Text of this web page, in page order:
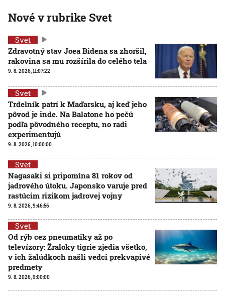
Nové v rubrike Svet
Svet
Zdravotný stav Joea Bidena sa zhoršil,
rakovina sa mu rozšírila do celého tela
9. 8. 2026, 11:07:22
Svet
Trdelník patrí k Maďarsku, aj keď jeho
pôvod je inde. Na Balatone ho pečú
podľa pôvodného receptu, no radi
experimentujú
9. 8. 2026, 10:00:00
Svet
Nagasaki si pripomína 81 rokov od
jadrového útoku. Japonsko varuje pred
rastúcim rizikom jadrovej vojny
9. 8. 2026, 9:46:56
Svet
Od rýb cez pneumatiky až po
televízory: Žraloky tigrie zjedia všetko,
v ich žalúdkoch našli vedci prekvapivé
predmety
9. 8. 2026, 9:00:00